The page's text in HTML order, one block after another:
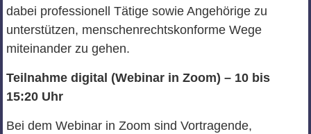
dabei professionell Tätige sowie Angehörige zu
unterstützen, menschenrechtskonforme Wege
miteinander zu gehen.
Teilnahme digital (Webinar in Zoom) – 10 bis
15:20 Uhr
Bei dem Webinar in Zoom sind Vortragende,